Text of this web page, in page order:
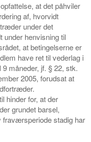
at det påhviler
af, hvorvidt
under det
henvisning til
at betingelserne er
have ret til vederlag i
måneder, jf. § 22, stk.
2005, forudsat at
hinder for, at der
grundet barsel,
fraværsperiode stadig har